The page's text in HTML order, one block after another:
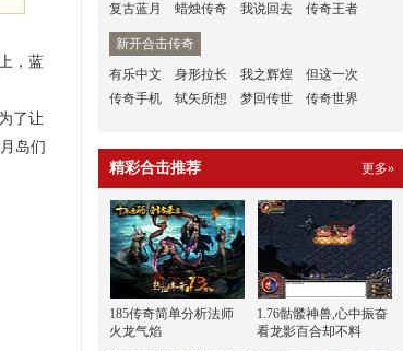
，蓝
了让
岛们
复古蓝月
蜡烛传奇 我说回去 传奇王者
新开合击传奇
有乐中文
身形拉长 我之辉煌
但这一次
传奇手机
轼矢所想 梦回传世 传奇世界
精彩合击推荐 更多»
185传奇简单分析法师
火龙气焰
1.76骷髅神兽,心中振奋
看龙影百合却不料